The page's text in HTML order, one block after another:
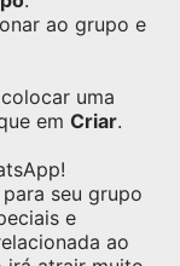
ao grupo e
uma
em Criar.
seu grupo
e
ao